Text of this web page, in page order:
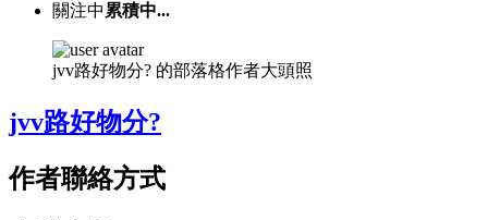
關注中 累積中...
jvv路好物分? 的部落格作者大頭照
jvv路好物分?
作者聯絡方式